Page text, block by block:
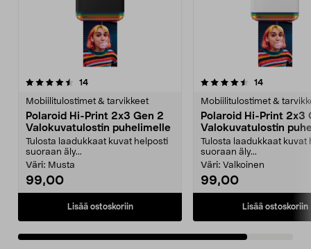
14arvostelut
Mobiilitulostimet & tarvikkeet
Polaroid Hi-Print 2x3 Gen 2
Valokuvatulostin puhelimelle
Tulosta laadukkaat kuvat helposti
suoraan äly...
Väri: Musta
99,00
Lisää ostoskoriin
4.5viidestä
14arvostelut
Mobiilitulostimet &
Polaroid Hi-Print 2x3
Valokuvatulostin
Tulosta laadukkaat kuvat
suoraan äly...
Väri: Valkoinen
99,00
Lisää ostoskoriin